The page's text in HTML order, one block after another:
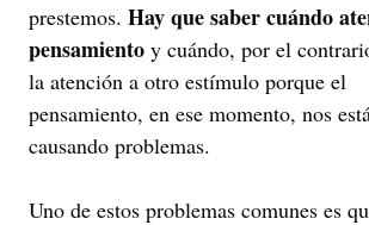
prestemos. Hay que saber cuándo
pensamiento y cuándo, por el
la atención a otro estímulo porque el
pensamiento, en ese momento, nos
causando problemas.
Uno de estos problemas comunes es